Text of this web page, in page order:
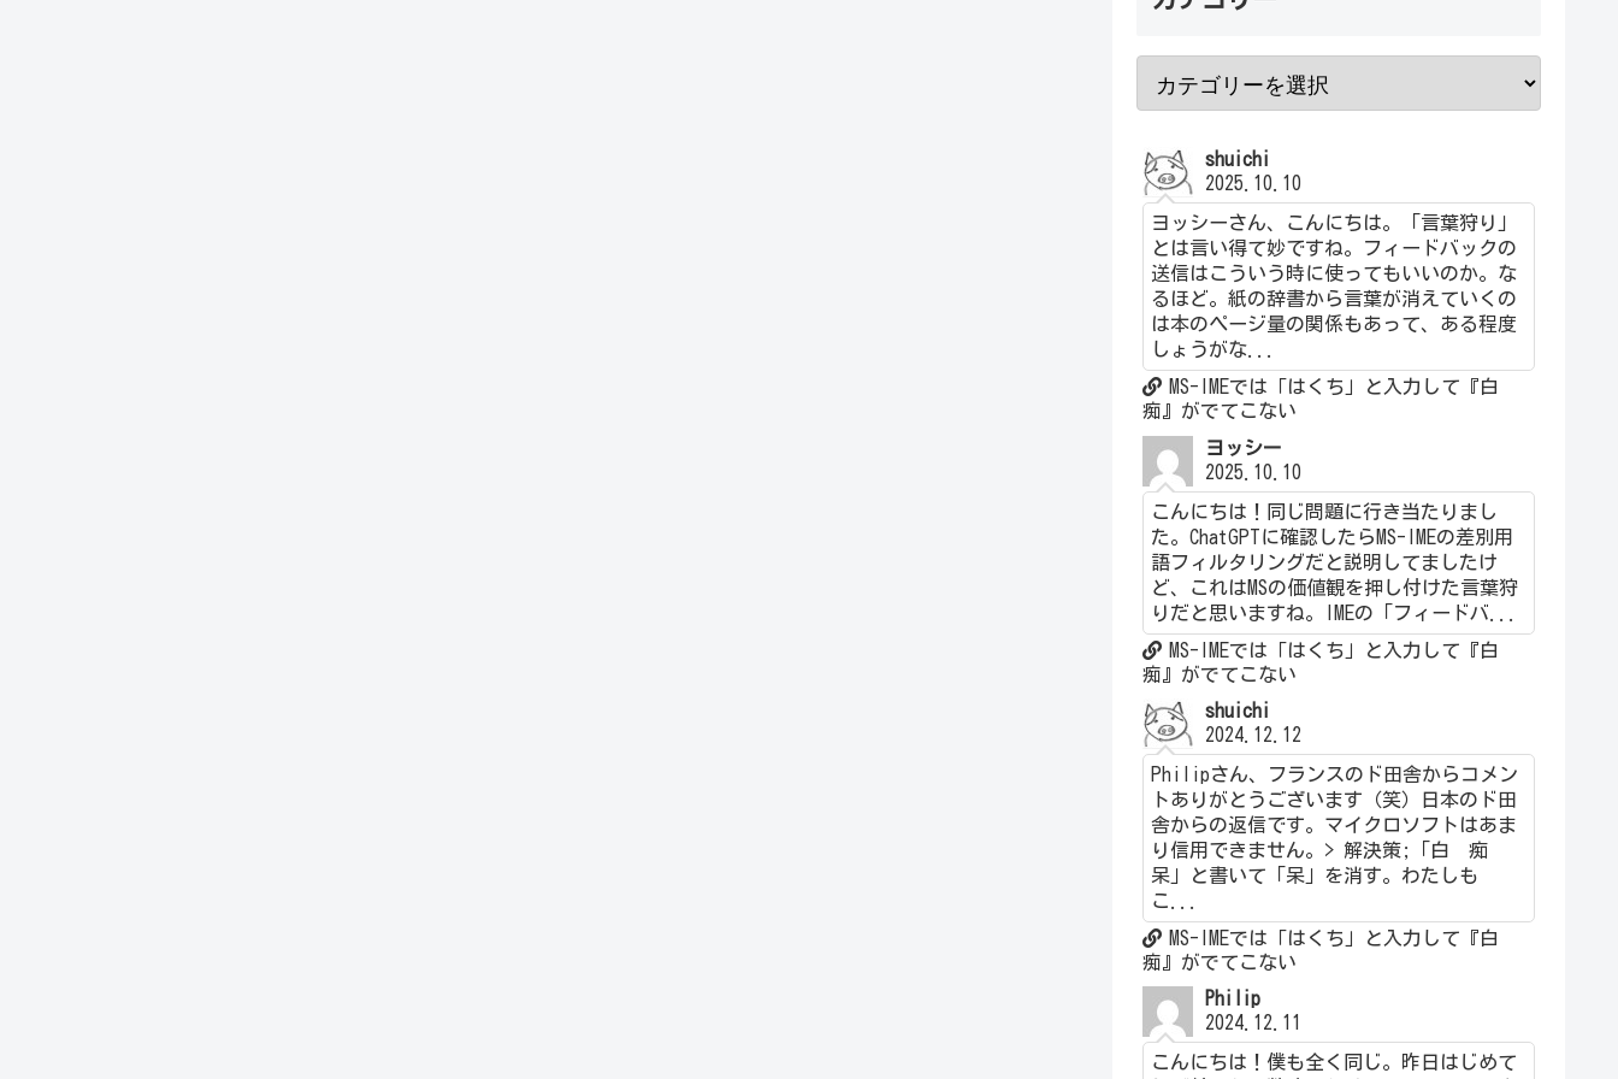
shuichi
2025.10.10
ヨッシーさん、こんにちは。「言葉狩り」
とは言い得て妙ですね。フィードバックの
送信はこういう時に使ってもいいのか。な
るほど。紙の辞書から言葉が消えていくの
は本のページ量の関係もあって、ある程度
しょうがな...
MS-IMEでは「はくち」と入力して『白
痴』がでてこない
ヨッシー
2025.10.10
こんにちは！同じ問題に行き当たりまし
た。ChatGPTに確認したらMS-IMEの差別用
語フィルタリングだと説明してましたけ
ど、これはMSの価値観を押し付けた言葉狩
りだと思いますね。IMEの「フィードバ...
MS-IMEでは「はくち」と入力して『白
痴』がでてこない
shuichi
2024.12.12
Philipさん、フランスのド田舎からコメン
トありがとうございます（笑）日本のド田
舎からの返信です。マイクロソフトはあま
り信用できません。> 解決策;「白 痴
呆」と書いて「呆」を消す。わたしも
こ...
MS-IMEでは「はくち」と入力して『白
痴』がでてこない
Philip
2024.12.11
こんにちは！僕も全く同じ。昨日はじめて